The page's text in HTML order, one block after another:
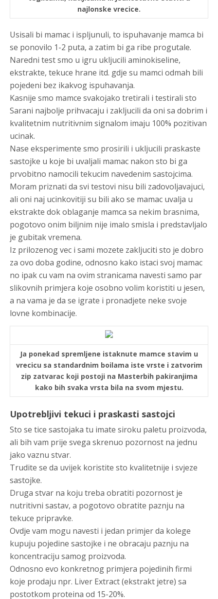
najlonske vrecice.
Usisali bi mamac i ispljunuli, to ispuhavanje mamca bi
se ponovilo 1-2 puta, a zatim bi ga ribe progutale.
Naredni test smo u igru ukljucili aminokiseline,
ekstrakte, tekuce hrane itd. gdje su mamci odmah bili
pojedeni bez ikakvog ispuhavanja.
Kasnije smo mamce svakojako tretirali i testirali sto
Sarani najbolje prihvacaju i zakljucili da oni sa dobrim i
kvalitetnim nutritivnim signalom imaju 100% pozitivan
ucinak.
Nase eksperimente smo prosirili i ukljucili praskaste
sastojke u koje bi uvaljali mamac nakon sto bi ga
prvobitno namocili tekucim navedenim sastojcima.
Moram priznati da svi testovi nisu bili zadovoljavajuci,
ali oni naj ucinkovitiji su bili ako se mamac uvalja u
ekstrakte dok oblaganje mamca sa nekim brasnima,
pogotovo onim biljnim nije imalo smisla i predstavljalo
je gubitak vremena.
Iz prilozenog vec i sami mozete zakljuciti sto je dobro
za ovo doba godine, odnosno kako istaci svoj mamac
no ipak cu vam na ovim stranicama navesti samo par
slikovnih primjera koje osobno volim koristiti u jesen,
a na vama je da se igrate i pronadjete neke svoje
lovne kombinacije.
Ja ponekad spremljene istaknute mamce stavim u
vrecicu sa standardnim boilama iste vrste i zatvorim
zip zatvarac koji postoji na Masterbih pakiranjima
kako bih svaka vrsta bila na svom mjestu.
Upotrebljivi tekuci i praskasti sastojci
Sto se tice sastojaka tu imate siroku paletu proizvoda,
ali bih vam prije svega skrenuo pozornost na jednu
jako vaznu stvar.
Trudite se da uvijek koristite sto kvalitetnije i svjeze
sastojke.
Druga stvar na koju treba obratiti pozornost je
nutritivni sastav, a pogotovo obratite paznju na
tekuce pripravke.
Ovdje vam mogu navesti i jedan primjer da kolege
kupuju pojedine sastojke i ne obracaju paznju na
koncentraciju samog proizvoda.
Odnosno evo konkretnog primjera pojedinih firmi
koje prodaju npr. Liver Extract (ekstrakt jetre) sa
postotkom proteina od 15-20%.